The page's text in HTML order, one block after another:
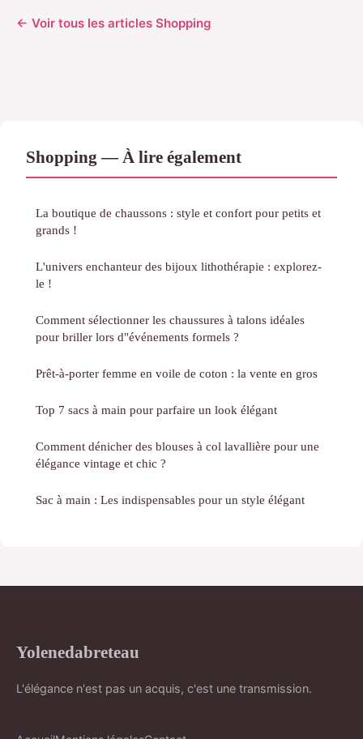
← Voir tous les articles Shopping
Shopping — À lire également
La boutique de chaussons : style et confort pour petits et
grands !
L'univers enchanteur des bijoux lithothérapie : explorez-
le !
Comment sélectionner les chaussures à talons idéales
pour briller lors d"événements formels ?
Prêt-à-porter femme en voile de coton : la vente en gros
Top 7 sacs à main pour parfaire un look élégant
Comment dénicher des blouses à col lavallière pour une
élégance vintage et chic ?
Sac à main : Les indispensables pour un style élégant
Yolenedabreteau
L'élégance n'est pas un acquis, c'est une transmission.